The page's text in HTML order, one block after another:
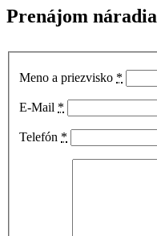
Prenájom náradia
Meno a priezvisko *
E-Mail *
Telefón *